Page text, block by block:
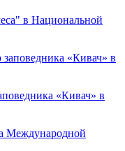
в Национальной
«Кивач» в